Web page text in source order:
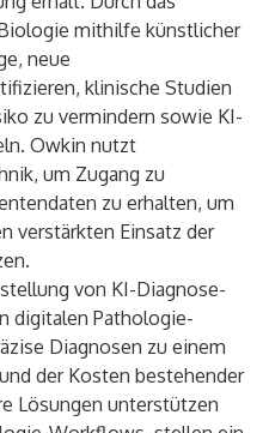
mithilfe künstlicher
neue
klinische Studien
zu vermindern sowie KI-
Owkin nutzt
um Zugang zu
zu erhalten, um
verstärkten Einsatz der
von KI-Diagnose-
digitalen Pathologie-
Diagnosen zu einem
der Kosten bestehender
Lösungen unterstützen